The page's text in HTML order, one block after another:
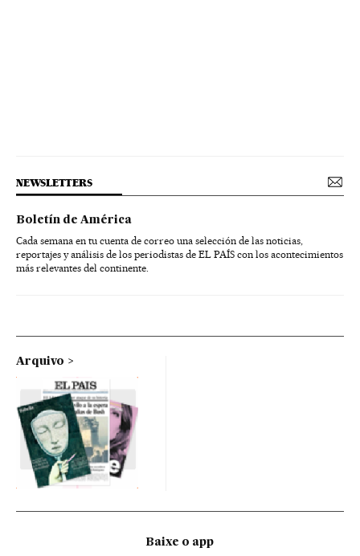
NEWSLETTERS
Boletín de América
Cada semana en tu cuenta de correo una selección de las noticias,
reportajes y análisis de los periodistas de EL PAÍS con los acontecimientos
más relevantes del continente.
Arquivo
Baixe o app